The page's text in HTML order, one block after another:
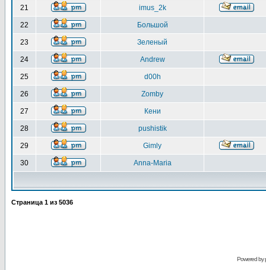
21 imus_2k
22 Большой
23 Зеленый
24 Andrew
25 d00h
26 Zomby
27 Кени
28 pushistik
29 Gimly
30 Anna-Maria
Страница 1 из 5036
Powered by